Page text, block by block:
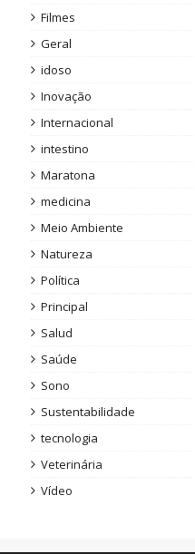
Filmes
Geral
idoso
Inovação
Internacional
intestino
Maratona
medicina
Meio Ambiente
Natureza
Política
Principal
Salud
Saúde
Sono
Sustentabilidade
tecnologia
Veterinária
Vídeo